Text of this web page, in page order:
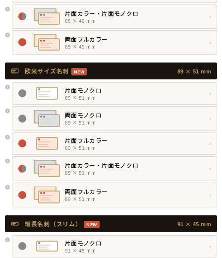
片面カラー・片面モノクロ
85 × 49 mm
›
両面フルカラー
85 × 49 mm
›
欧米サイズ名刺 NEW 89 × 51 mm
片面モノクロ
89 × 51 mm
›
両面モノクロ
89 × 51 mm
›
片面フルカラー
89 × 51 mm
›
片面カラー・片面モノクロ
89 × 51 mm
›
両面フルカラー
89 × 51 mm
›
細長名刺（スリム） NEW 91 × 45 mm
片面モノクロ
91 × 45 mm
›